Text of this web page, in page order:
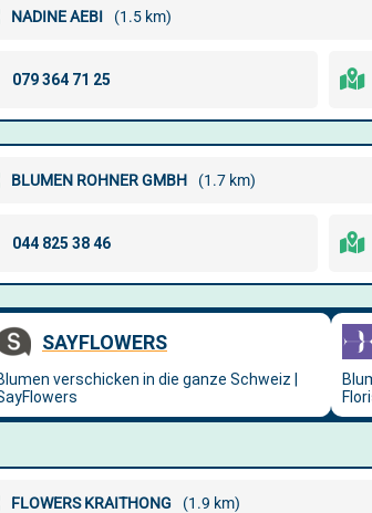
NADINE AEBI (1.5 km)
BLUMEN ROHNER GMBH (1.7 km)
FLOWERS KRAITHONG (1.9 km)